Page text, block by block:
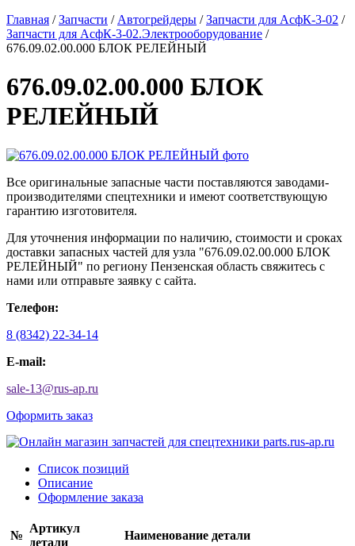
Главная /Запчасти / Автогрейдеры /Запчасти для АсфК-3-02 /
Запчасти для АсфК-3-02.Электрооборудование /
676.09.02.00.000 БЛОК РЕЛЕЙНЫЙ
676.09.02.00.000 БЛОК
РЕЛЕЙНЫЙ
Все оригинальные запасные части поставляются заводами-
производителями спецтехники и имеют соответствующую
гарантию изготовителя.
Для уточнения информации по наличию, стоимости и сроках
доставки запасных частей для узла "676.09.02.00.000 БЛОК
РЕЛЕЙНЫЙ" по региону Пензенская область свяжитесь с
нами или отправьте заявку с сайта.
Телефон:
8 (8342) 22-34-14
E-mail:
sale-13@rus-ap.ru
Оформить заказ
Список позиций
Описание
Оформление заказа
№
Артикул
детали
Наименование детали